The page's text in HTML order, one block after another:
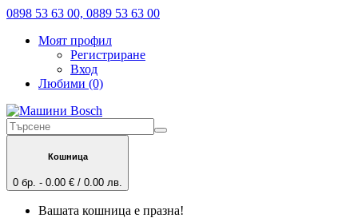
0898 53 63 00, 0889 53 63 00
Моят профил
Регистриране
Вход
Любими (0)
Кошница
0 бр. - 0.00 € / 0.00 лв.
Вашата кошница е празна!